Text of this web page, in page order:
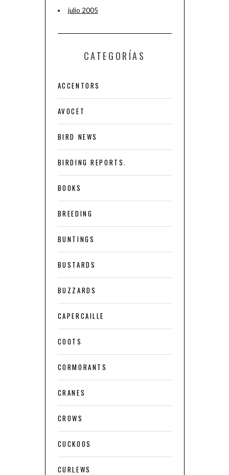
julio 2005
CATEGORÍAS
ACCENTORS
AVOCET
BIRD NEWS
BIRDING REPORTS.
BOOKS
BREEDING
BUNTINGS
BUSTARDS
BUZZARDS
CAPERCAILLE
COOTS
CORMORANTS
CRANES
CROWS
CUCKOOS
CURLEWS